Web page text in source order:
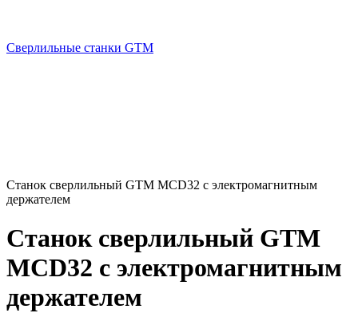
Сверлильные станки GTM
Станок сверлильный GTM MCD32 с электромагнитным
держателем
Станок сверлильный GTM
MCD32 с электромагнитным
держателем